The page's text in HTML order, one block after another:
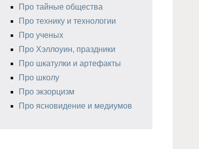
Про тайные общества
Про технику и технологии
Про ученых
Про Хэллоуин, праздники
Про шкатулки и артефакты
Про школу
Про экзорцизм
Про ясновидение и медиумов